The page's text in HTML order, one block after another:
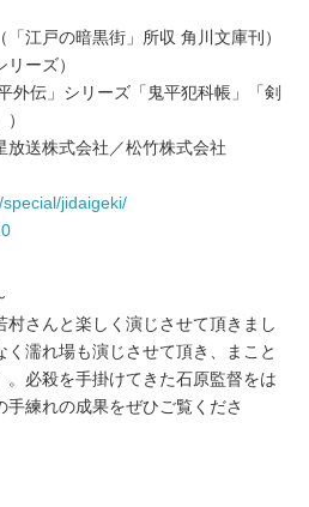
「江戸の暗黒街」所収 角川文庫刊）
ーズ）
外伝」シリーズ「鬼平犯科帳」「剣
放送株式会社／松竹株式会社
jidaigeki/
村さんと楽しく演じさせて頂きまし
濡れ場も演じさせて頂き、まこと
。必殺を手掛けてきた石原監督をは
手練れの成果をぜひご覧くださ